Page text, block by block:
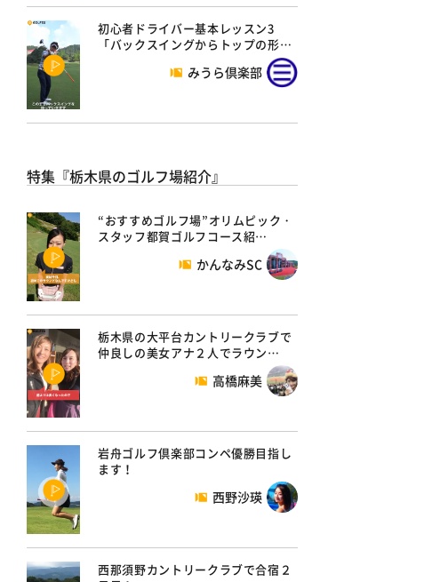
初心者ドライバー基本レッスン3
「バックスイングからトップの形…
みうら倶楽部
特集『栃木県のゴルフ場紹介』
“おすすめゴルフ場”オリムピック・
スタッフ都賀ゴルフコース紹…
かんなみSC
栃木県の大平台カントリークラブで
仲良しの美女アナ２人でラウン…
高橋麻美
岩舟ゴルフ倶楽部コンペ優勝目指し
ます！
西野沙瑛
西那須野カントリークラブで合宿２